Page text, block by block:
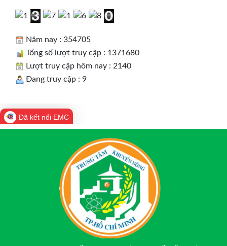
Năm nay : 354705
Tổng số lượt truy cập : 1371680
Lượt truy cập hôm nay : 2140
Đang truy cập : 9
Đã kết nối EMC